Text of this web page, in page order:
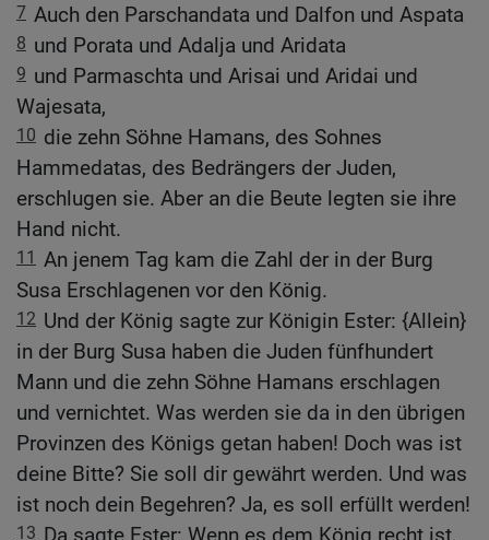
7 Auch den Parschandata und Dalfon und Aspata
8 und Porata und Adalja und Aridata
9 und Parmaschta und Arisai und Aridai und
Wajesata,
10 die zehn Söhne Hamans, des Sohnes
Hammedatas, des Bedrängers der Juden,
erschlugen sie. Aber an die Beute legten sie ihre
Hand nicht.
11 An jenem Tag kam die Zahl der in der Burg
Susa Erschlagenen vor den König.
12 Und der König sagte zur Königin Ester: {Allein}
in der Burg Susa haben die Juden fünfhundert
Mann und die zehn Söhne Hamans erschlagen
und vernichtet. Was werden sie da in den übrigen
Provinzen des Königs getan haben! Doch was ist
deine Bitte? Sie soll dir gewährt werden. Und was
ist noch dein Begehren? Ja, es soll erfüllt werden!
13